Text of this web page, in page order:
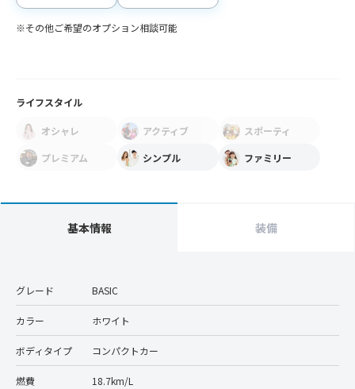
※その他ご希望のオプション相談可能
ライフスタイル
オシャレ アクティブ
スポーティ
プレミアム
シンプル ファミリー
基本情報 装備
グレード BASIC
カラー ホワイト
ボディタイプ コンパクトカー
燃費 18.7km/L